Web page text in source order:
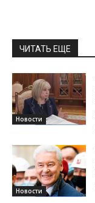
ЧИТАТЬ ЕЩЕ
Новости
Новости